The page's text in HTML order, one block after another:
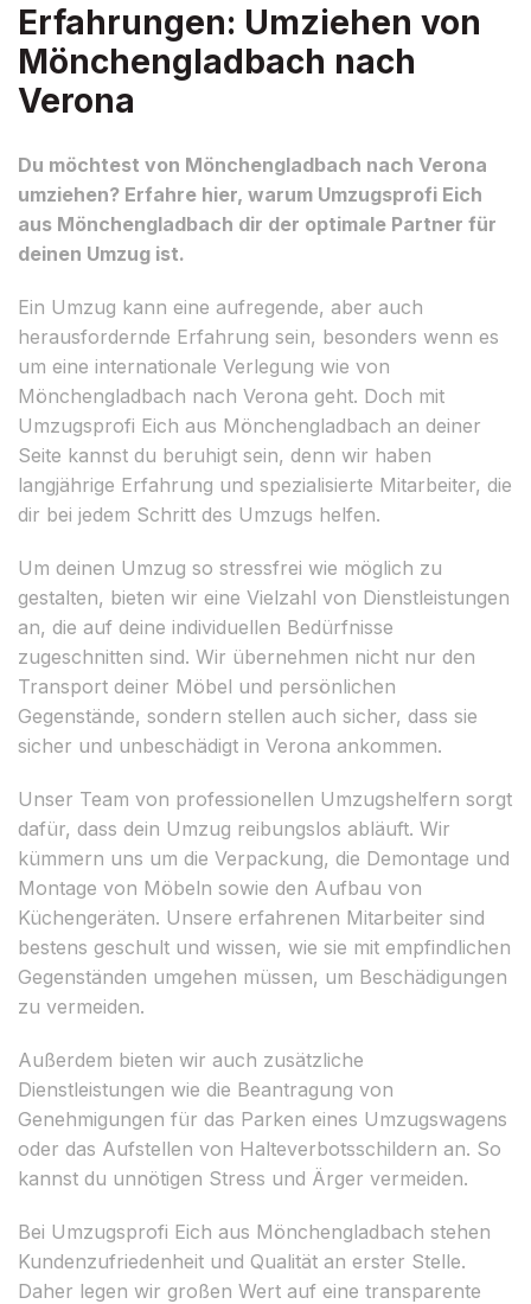
Erfahrungen: Umziehen von
Mönchengladbach nach
Verona
Du möchtest von Mönchengladbach nach Verona
umziehen? Erfahre hier, warum Umzugsprofi Eich
aus Mönchengladbach dir der optimale Partner für
deinen Umzug ist.
Ein Umzug kann eine aufregende, aber auch
herausfordernde Erfahrung sein, besonders wenn es
um eine internationale Verlegung wie von
Mönchengladbach nach Verona geht. Doch mit
Umzugsprofi Eich aus Mönchengladbach an deiner
Seite kannst du beruhigt sein, denn wir haben
langjährige Erfahrung und spezialisierte Mitarbeiter, die
dir bei jedem Schritt des Umzugs helfen.
Um deinen Umzug so stressfrei wie möglich zu
gestalten, bieten wir eine Vielzahl von Dienstleistungen
an, die auf deine individuellen Bedürfnisse
zugeschnitten sind. Wir übernehmen nicht nur den
Transport deiner Möbel und persönlichen
Gegenstände, sondern stellen auch sicher, dass sie
sicher und unbeschädigt in Verona ankommen.
Unser Team von professionellen Umzugshelfern sorgt
dafür, dass dein Umzug reibungslos abläuft. Wir
kümmern uns um die Verpackung, die Demontage und
Montage von Möbeln sowie den Aufbau von
Küchengeräten. Unsere erfahrenen Mitarbeiter sind
bestens geschult und wissen, wie sie mit empfindlichen
Gegenständen umgehen müssen, um Beschädigungen
zu vermeiden.
Außerdem bieten wir auch zusätzliche
Dienstleistungen wie die Beantragung von
Genehmigungen für das Parken eines Umzugswagens
oder das Aufstellen von Halteverbotsschildern an. So
kannst du unnötigen Stress und Ärger vermeiden.
Bei Umzugsprofi Eich aus Mönchengladbach stehen
Kundenzufriedenheit und Qualität an erster Stelle.
Daher legen wir großen Wert auf eine transparente